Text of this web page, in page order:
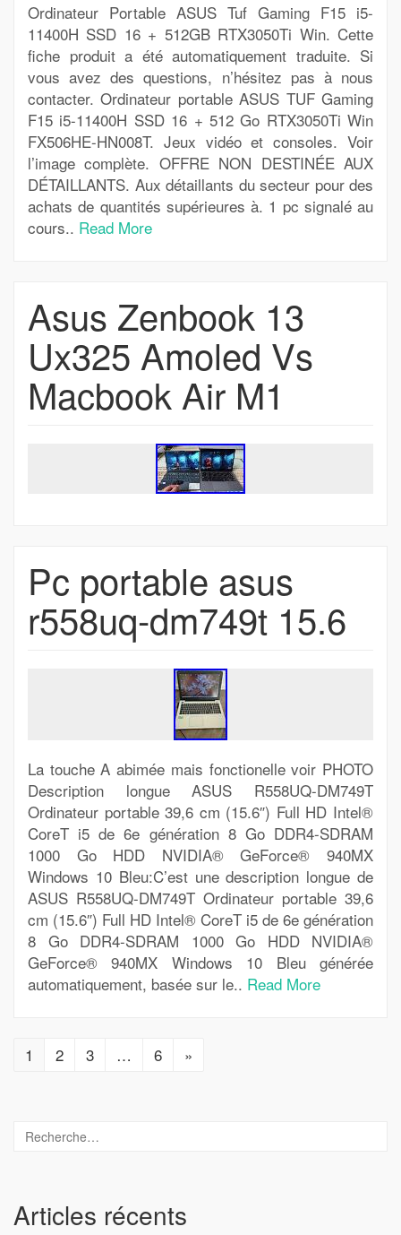
Ordinateur Portable ASUS Tuf Gaming F15 i5-
11400H SSD 16 + 512GB RTX3050Ti Win. Cette
fiche produit a été automatiquement traduite. Si
vous avez des questions, n’hésitez pas à nous
contacter. Ordinateur portable ASUS TUF Gaming
F15 i5-11400H SSD 16 + 512 Go RTX3050Ti Win
FX506HE-HN008T. Jeux vidéo et consoles. Voir
l’image complète. OFFRE NON DESTINÉE AUX
DÉTAILLANTS. Aux détaillants du secteur pour des
achats de quantités supérieures à. 1 pc signalé au
cours.. Read More
Asus Zenbook 13
Ux325 Amoled Vs
Macbook Air M1
Pc portable asus
r558uq-dm749t 15.6
La touche A abimée mais fonctionelle voir PHOTO
Description longue ASUS R558UQ-DM749T
Ordinateur portable 39,6 cm (15.6″) Full HD Intel®
CoreT i5 de 6e génération 8 Go DDR4-SDRAM
1000 Go HDD NVIDIA® GeForce® 940MX
Windows 10 Bleu:C’est une description longue de
ASUS R558UQ-DM749T Ordinateur portable 39,6
cm (15.6″) Full HD Intel® CoreT i5 de 6e génération
8 Go DDR4-SDRAM 1000 Go HDD NVIDIA®
GeForce® 940MX Windows 10 Bleu générée
automatiquement, basée sur le.. Read More
1 2 3 … 6 »
Articles récents